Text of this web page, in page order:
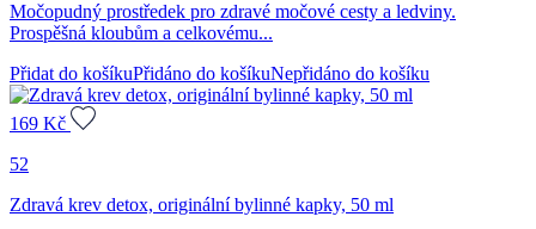
Močopudný prostředek pro zdravé močové cesty a ledviny.
Prospěšná kloubům a celkovému...
Přidat do košíkuPřidáno do košíkuNepřidáno do košíku
169 Kč
52
Zdravá krev detox, originální bylinné kapky, 50 ml